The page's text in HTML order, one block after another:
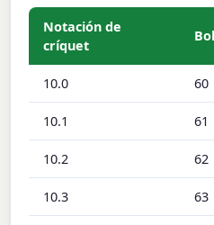
Notación de
críquet
10.0 60
10.1 61
10.2 62
10.3 63